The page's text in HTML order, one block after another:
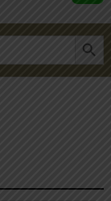
Search Button